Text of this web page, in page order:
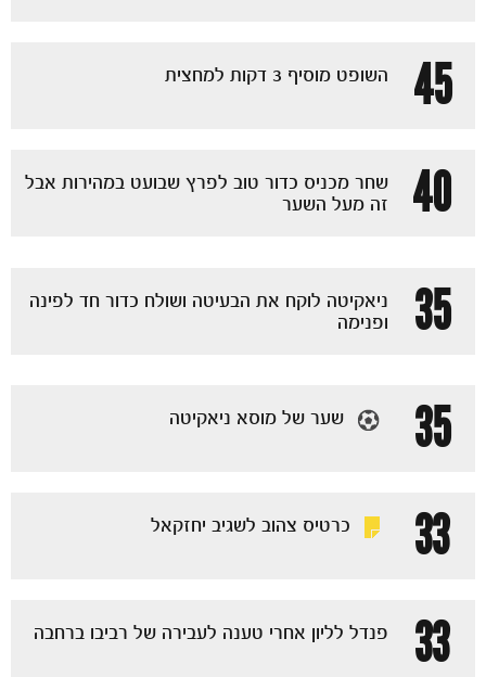
45
השופט מוסיף 3 דקות למחצית
40
שחר מכניס כדור טוב לפרץ שבועט במהירות אבל
זה מעל השער
35
ניאקיטה לוקח את הבעיטה ושולח כדור חד לפינה
ופנימה
35 שער של מוסא ניאקיטה
33 כרטיס צהוב לשגיב יחזקאל
33 פנדל לליון אחרי טענה לעבירה של רביבו ברחבה